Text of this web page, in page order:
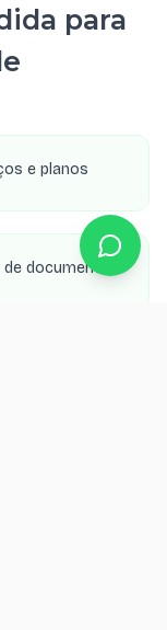
para
e planos
documentos